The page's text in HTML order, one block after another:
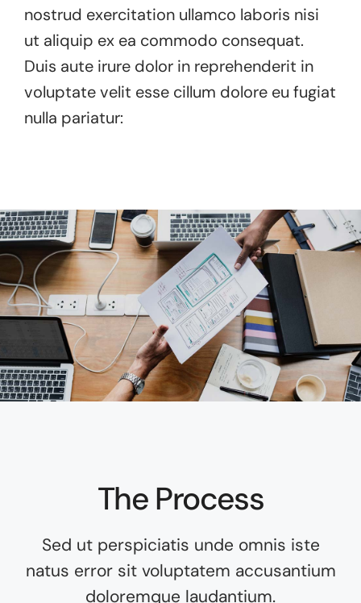
nostrud exercitation ullamco laboris nisi
ut aliquip ex ea commodo consequat.
Duis aute irure dolor in reprehenderit in
voluptate velit esse cillum dolore eu fugiat
nulla pariatur:
The Process
Sed ut perspiciatis unde omnis iste
natus error sit voluptatem accusantium
doloremque laudantium.